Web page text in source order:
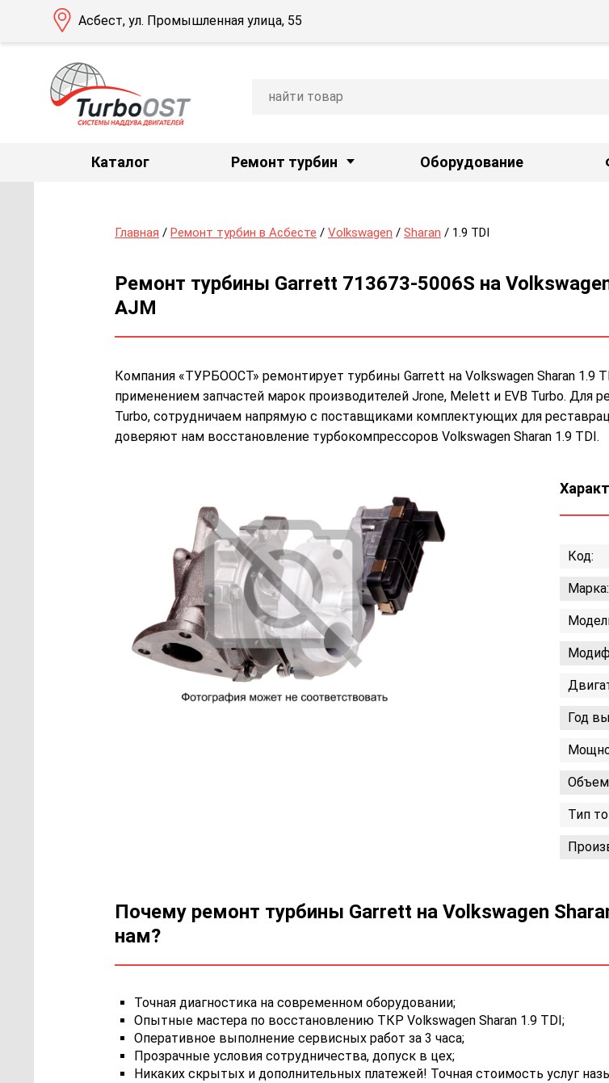
Каталог Ремонт турбин Оборудование
Асбест, ул. Промышленная улица, 55
Главная / Ремонт турбин в Асбесте / Volkswagen / Sharan / 1.9 TDI
Ремонт турбины Garrett 713673-5006S на
AJM
Компания «ТУРБООСТ» ремонтирует турбины Garrett на Volkswagen Sharan 1.9
применением запчастей марок производителей Jrone, Melett и EVB Turbo. Для
Turbo, сотрудничаем напрямую с поставщиками комплектующих для
доверяют нам восстановление турбокомпрессоров Volkswagen Sharan 1.9 TDI.
Код:
Марка:
Год
Объем
Тип
Почему ремонт турбины Garrett на Volkswagen
нам?
Точная диагностика на современном оборудовании;
Опытные мастера по восстановлению ТКР Volkswagen Sharan 1.9 TDI;
Оперативное выполнение сервисных работ за 3 часа;
Прозрачные условия сотрудничества, допуск в цех;
Никаких скрытых и дополнительных платежей! Точная стоимость услуг